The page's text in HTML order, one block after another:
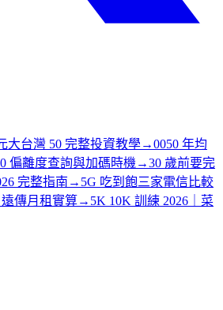
大台灣 50 完整投資教學→0050 年均
偏離度查詢與加碼時機→30 歲前要完
完整指南 → 5G 吃到飽三家電信比較
傳月租實算→ 5K 10K 訓練 2026｜菜